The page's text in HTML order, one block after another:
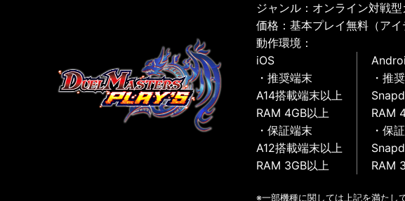
ジャンル：オンライン対戦
価格：基本プレイ無料（アイ
動作環境：
iOS
・推奨端末
A14搭載端末以上
RAM 4GB以上
・保証端末
A12搭載端末以上
RAM 3GB以上
・推
RAM
・保
RAM
※一部機種に関しては上記を満たし